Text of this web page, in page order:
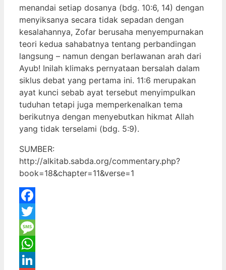
menandai setiap dosanya (bdg. 10:6, 14) dengan
menyiksanya secara tidak sepadan dengan
kesalahannya, Zofar berusaha menyempurnakan
teori kedua sahabatnya tentang perbandingan
langsung – namun dengan berlawanan arah dari
Ayub! Inilah klimaks pernyataan bersalah dalam
siklus debat yang pertama ini. 11:6 merupakan
ayat kunci sebab ayat tersebut menyimpulkan
tuduhan tetapi juga memperkenalkan tema
berikutnya dengan menyebutkan hikmat Allah
yang tidak terselami (bdg. 5:9).
SUMBER:
http://alkitab.sabda.org/commentary.php?
book=18&chapter=11&verse=1
Facebook
Twitter
Message
WhatsApp